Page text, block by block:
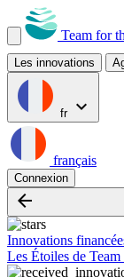
Team for
Les innovations
fr expand_more
français
Connexion
arrow_backward
Innovations
Les Étoiles de